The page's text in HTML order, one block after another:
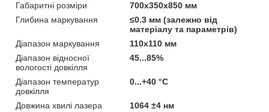
Габаритні розміри
700х350х850 мм
Глибина маркування
≤0.3 мм (залежно від
матеріалу та параметрів)
Діапазон маркування
110х110 мм
Діапазон відносної
вологості довкілля
45...85%
Діапазон температур
довкілля
0...+40 °С
Довжина хвилі лазера
1064 ±4 нм